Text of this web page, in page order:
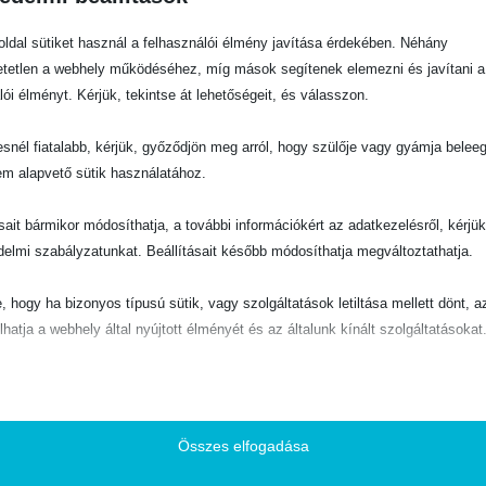
sütiket használ a felhasználói élmény javítása érdekében. Néhány
a webhely működéséhez, míg mások segítenek elemezni és javítani a
élményt. Kérjük, tekintse át lehetőségeit, és válasszon.
fiatalabb, kérjük, győződjön meg arról, hogy szülője vagy gyámja
alapvető sütik használatához.
bármikor módosíthatja, a további információkért az adatkezelésről,
szabályzatunkat. Beállításait később módosíthatja megváltoztathatja.
hogy ha bizonyos típusú sütik, vagy szolgáltatások letiltása mellett dönt,
a webhely által nyújtott élményét és az általunk kínált szolgáltatásokat.
szolgáltatások a GDPR szerint nem igénylik a felhasználó hozzájárulását.
Összes elfogadása